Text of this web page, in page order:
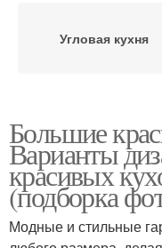
Угловая кухня
Большие
Варианты
красивых
(подборка
Модные и стильные